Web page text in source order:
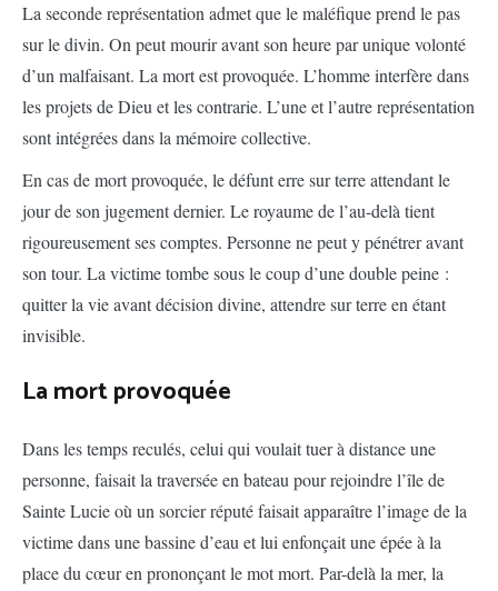
La seconde représentation admet que le maléfique prend le pas
sur le divin. On peut mourir avant son heure par unique volonté
d’un malfaisant. La mort est provoquée. L’homme interfère dans
les projets de Dieu et les contrarie. L’une et l’autre représentation
sont intégrées dans la mémoire collective.
En cas de mort provoquée, le défunt erre sur terre attendant le
jour de son jugement dernier. Le royaume de l’au-delà tient
rigoureusement ses comptes. Personne ne peut y pénétrer avant
son tour. La victime tombe sous le coup d’une double peine :
quitter la vie avant décision divine, attendre sur terre en étant
invisible.
La mort provoquée
Dans les temps reculés, celui qui voulait tuer à distance une
personne, faisait la traversée en bateau pour rejoindre l’île de
Sainte Lucie où un sorcier réputé faisait apparaître l’image de la
victime dans une bassine d’eau et lui enfonçait une épée à la
place du cœur en prononçant le mot mort. Par-delà la mer, la